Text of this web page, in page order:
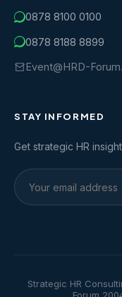
0878 8100 0100
0878 8188 8899
Event@HRD-
STAY INFORMED
Get strategic HR
Strategic HR